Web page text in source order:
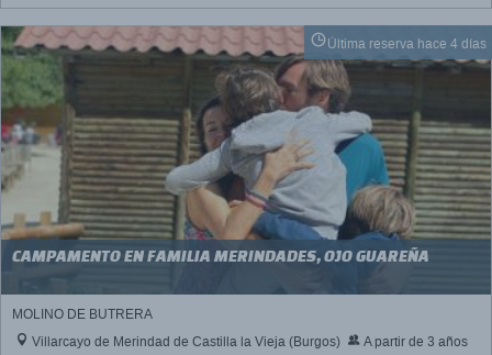
Última reserva hace 4 días
CAMPAMENTO EN FAMILIA MERINDADES, OJO GUAREÑA
MOLINO DE BUTRERA
Villarcayo de Merindad de Castilla la Vieja (Burgos)
A partir de 3 años